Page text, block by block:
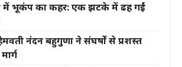
में भूकंप का कहर: एक झटके में ढह गईं
नंदन बहुगुणा ने संघर्षों से प्रशस्त